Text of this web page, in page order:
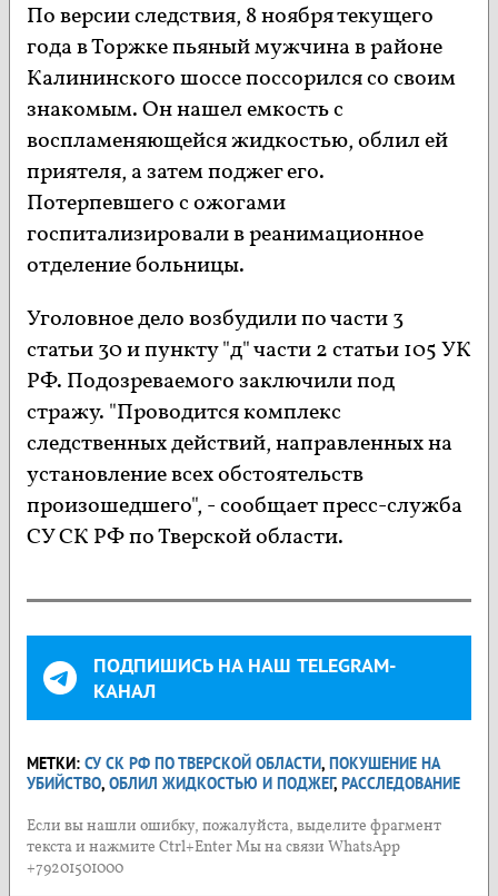
По версии следствия, 8 ноября текущего
года в Торжке пьяный мужчина в районе
Калининского шоссе поссорился со своим
знакомым. Он нашел емкость с
воспламеняющейся жидкостью, облил ей
приятеля, а затем поджег его.
Потерпевшего с ожогами
госпитализировали в реанимационное
отделение больницы.
Уголовное дело возбудили по части 3
статьи 30 и пункту "д" части 2 статьи 105 УК
РФ. Подозреваемого заключили под
стражу. "Проводится комплекс
следственных действий, направленных на
установление всех обстоятельств
произошедшего", - сообщает пресс-служба
СУ СК РФ по Тверской области.
ПОДПИШИСЬ НА НАШ TELEGRAM-
КАНАЛ
МЕТКИ: СУ СК РФ ПО ТВЕРСКОЙ ОБЛАСТИ, ПОКУШЕНИЕ НА
УБИЙСТВО, ОБЛИЛ ЖИДКОСТЬЮ И ПОДЖЕГ, РАССЛЕДОВАНИЕ
Если вы нашли ошибку, пожалуйста, выделите фрагмент
текста и нажмите Ctrl+Enter Мы на связи WhatsApp
+79201501000